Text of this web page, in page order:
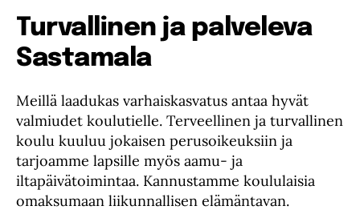
Turvallinen ja palveleva
Sastamala
Meillä laadukas varhaiskasvatus antaa hyvät
valmiudet koulutielle. Terveellinen ja turvallinen
koulu kuuluu jokaisen perusoikeuksiin ja
tarjoamme lapsille myös aamu- ja
iltapäivätoimintaa. Kannustamme koululaisia
omaksumaan liikunnallisen elämäntavan.